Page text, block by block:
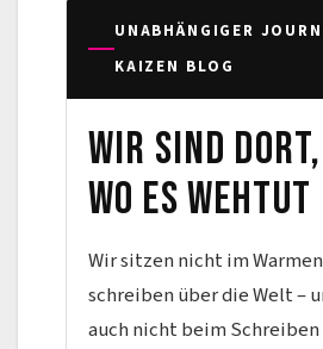
UNABHÄNGIGER
KAIZEN BLOG
Wir sind dort,
wo es wehtut
Wir sitzen nicht im
schreiben über die Welt –
auch nicht beim Schreiben